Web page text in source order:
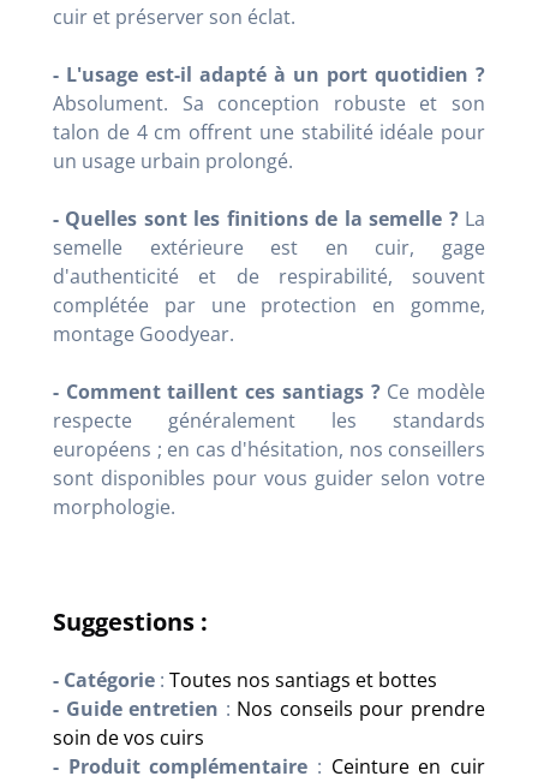
cuir et préserver son éclat.
- L'usage est-il adapté à un port quotidien ?
Absolument. Sa conception robuste et son
talon de 4 cm offrent une stabilité idéale pour
un usage urbain prolongé.
- Quelles sont les finitions de la semelle ?La
semelle extérieure est en cuir, gage
d'authenticité et de respirabilité, souvent
complétée par une protection en gomme,
montage Goodyear.
- Comment taillent ces santiags ?Ce modèle
respecte généralement les standards
européens ; en cas d'hésitation, nos conseillers
sont disponibles pour vous guider selon votre
morphologie.
Suggestions :
- Catégorie : Toutes nos santiags et bottes
- Guide entretien : Nos conseils pour prendre
soin de vos cuirs
- Produit complémentaire : Ceinture en cuir